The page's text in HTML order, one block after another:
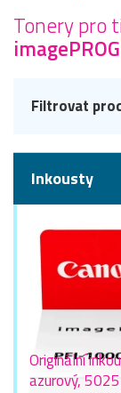
Tonery pro
Filtrovat
Inkousty
Originální
azurový,